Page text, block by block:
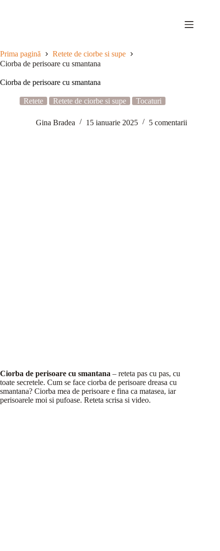
Prima pagină
Retete de ciorbe si supe
Ciorba de perisoare cu smantana
Ciorba de perisoare cu smantana
Retete Retete de ciorbe si supe Tocaturi
Gina Bradea 15 ianuarie 2025 5 comentarii
Ciorba de perisoare cu smantana – reteta pas cu pas, cu
toate secretele. Cum se face ciorba de perisoare dreasa cu
smantana? Ciorba mea de perisoare e fina ca matasea, iar
perisoarele moi si pufoase. Reteta scrisa si video.